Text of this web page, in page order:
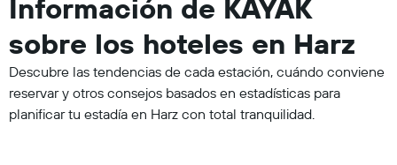
Información de KAYAK
sobre los hoteles en Harz
Descubre las tendencias de cada estación, cuándo conviene
reservar y otros consejos basados en estadísticas para
planificar tu estadía en Harz con total tranquilidad.